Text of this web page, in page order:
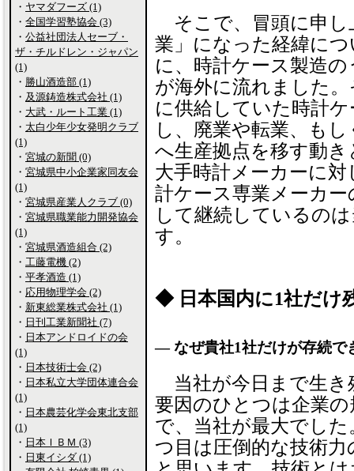
そこで、冒頭に申し
業」になった経緯に
に、時計ケース製造
が海外に流れました
に供給していた時計
し、廃業や転業、も
へ生産拠点を移す動
大手時計メーカーに
計ケース専業メーカ
して継続しているの
す。
◆ 日本国内に1社だけ
― なぜ貴社1社だけが存続で
当社が今日まで生き
要因のひとつは企業の
で、当社が最大でした
つ目は圧倒的な技術力
・ ヤマダフーズ (1)
・ 全国学習塾協会 (3)
・ 公益社団法人セーブ・
ザ・チルドレン・ジャパン
(1)
・ 勝山酒造部 (1)
・ 及源鋳造株式会社 (1)
・ 大武・ルート工業 (1)
・ 太白少年少女発明クラブ
(1)
・ 宮城の新聞 (0)
・ 宮城県中小企業家同友会
(1)
・ 宮城県産業人クラブ (0)
・ 宮城県職業能力開発協会
(1)
・ 宮城県酒造組合 (2)
・ 工藤電機 (2)
・ 平孝酒造 (1)
・ 応用物理学会 (2)
・ 新東総業株式会社 (1)
・ 日刊工業新聞社 (7)
・ 日本アンドロイドの会
(1)
・ 日本技術士会 (2)
・ 日本私立大学団体連合会
(1)
・ 日本農芸化学会東北支部
(1)
・ 日本ＩＢＭ (3)
・ 日東イシダ (1)